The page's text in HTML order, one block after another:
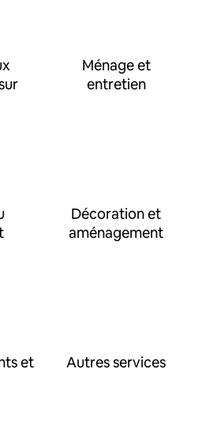
Ménage et
entretien
Décoration et
aménagement
et
Autres services